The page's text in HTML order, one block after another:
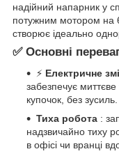
надійний напарник у
потужним мотором на
створює ідеально
✅ Основні
⚡ Електричне
забезпечує
купочок, без зусиль.
Тиха робота :
надзвичайно тиху
в офісі чи вранці